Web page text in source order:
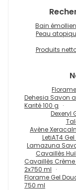
Bain
Peau
Produits
Dehesia Savon
Karité 100 g
Dexeryl
Avène
LetiAT4
Lamazuna
Cavaillès
Cavaillès Crème
2x750 ml
Florame Gel
750 ml